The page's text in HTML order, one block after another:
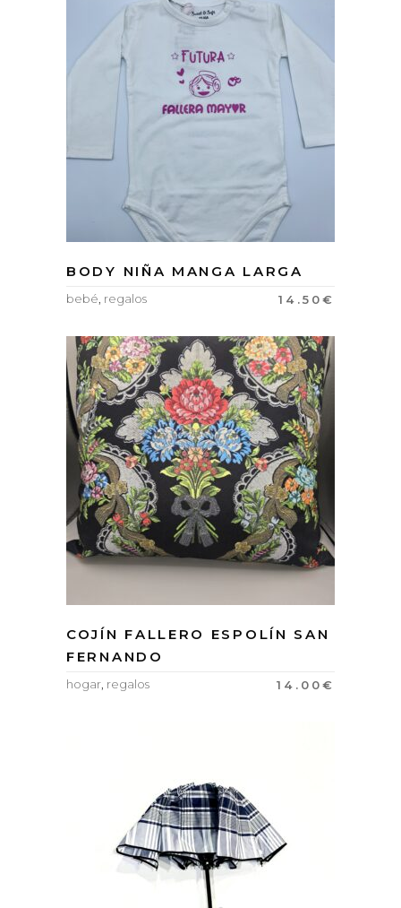
BODY NIÑA MANGA LARGA
14.50€
bebé, regalos
COJÍN FALLERO ESPOLÍN SAN
FERNANDO
14.00€
hogar, regalos